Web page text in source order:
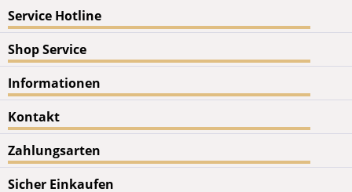
Service Hotline
Shop Service
Informationen
Kontakt
Zahlungsarten
Sicher Einkaufen